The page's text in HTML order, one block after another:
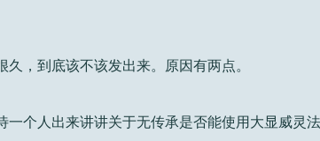
久，到底该不该发出来。原因有两点。
一个人出来讲讲关于无传承是否能使用大显威灵